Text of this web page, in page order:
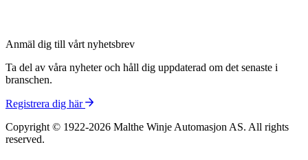
Anmäl dig till vårt nyhetsbrev
Ta del av våra nyheter och håll dig uppdaterad om det senaste i
branschen.
Registrera dig här
Copyright © 1922-2026 Malthe Winje Automasjon AS. All rights
reserved.